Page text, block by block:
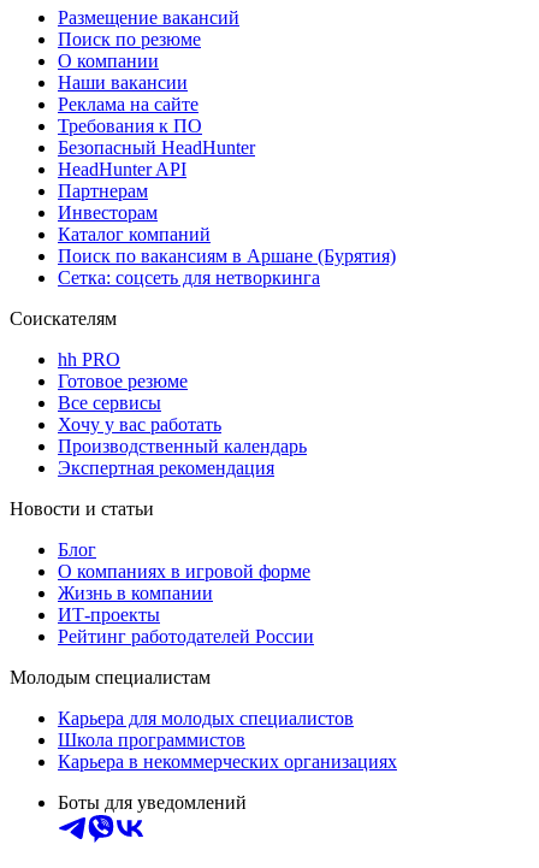
Размещение вакансий
Поиск по резюме
О компании
Наши вакансии
Реклама на сайте
Требования к ПО
Безопасный HeadHunter
HeadHunter API
Партнерам
Инвесторам
Каталог компаний
Поиск по вакансиям в Аршане (Бурятия)
Сетка: соцсеть для нетворкинга
Соискателям
hh PRO
Готовое резюме
Все сервисы
Хочу у вас работать
Производственный календарь
Экспертная рекомендация
Новости и статьи
Блог
О компаниях в игровой форме
Жизнь в компании
ИТ-проекты
Рейтинг работодателей России
Молодым специалистам
Карьера для молодых специалистов
Школа программистов
Карьера в некоммерческих организациях
Боты для уведомлений